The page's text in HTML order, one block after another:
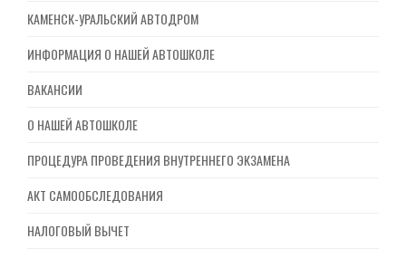
КАМЕНСК-УРАЛЬСКИЙ АВТОДРОМ
ИНФОРМАЦИЯ О НАШЕЙ АВТОШКОЛЕ
ВАКАНСИИ
О НАШЕЙ АВТОШКОЛЕ
ПРОЦЕДУРА ПРОВЕДЕНИЯ ВНУТРЕННЕГО ЭКЗАМЕНА
АКТ САМООБСЛЕДОВАНИЯ
НАЛОГОВЫЙ ВЫЧЕТ